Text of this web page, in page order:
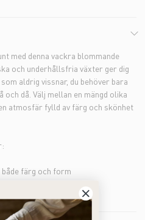
med denna vackra blommande
och underhållsfria växter ger dig
aldrig vissnar, du behöver bara
då. Välj mellan en mängd olika
atmosfär fylld av färg och skönhet
färg och form